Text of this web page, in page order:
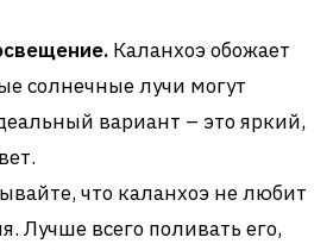
Каланхоэ обожает
солнечные лучи могут
вариант – это яркий,
что каланхоэ не любит
Лучше всего поливать его,